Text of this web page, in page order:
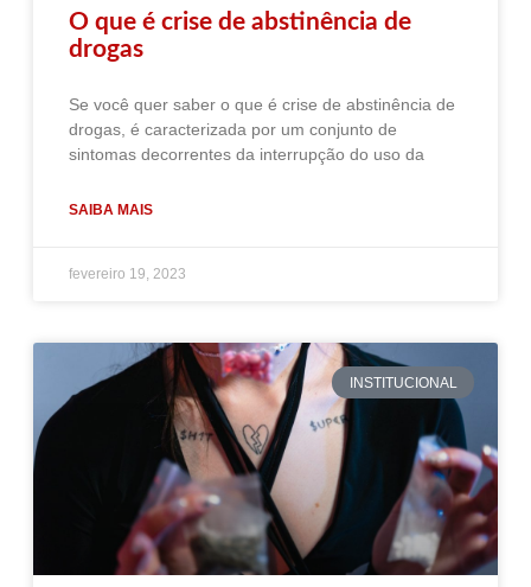
O que é crise de abstinência de
drogas
Se você quer saber o que é crise de abstinência de
drogas, é caracterizada por um conjunto de
sintomas decorrentes da interrupção do uso da
SAIBA MAIS
fevereiro 19, 2023
INSTITUCIONAL